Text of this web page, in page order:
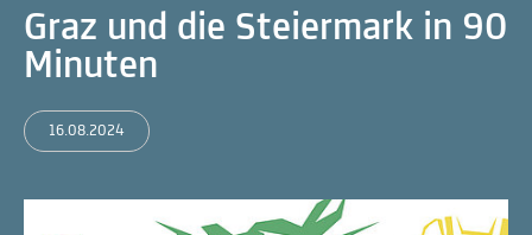
Graz und die Steiermark in 90
Minuten
16.08.2024